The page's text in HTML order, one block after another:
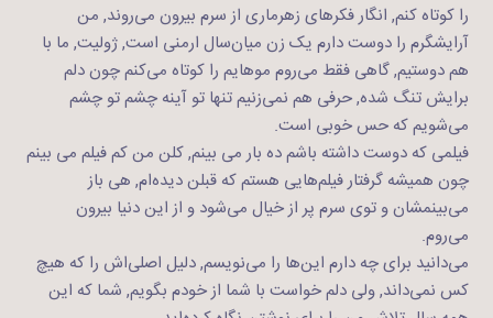
را کوتاه کنم, انگار فکرهای زهرماری از سرم بیرون می‌روند, من
آرایشگرم را دوست دارم یک زن میان‌سال ارمنی است, ژولیت, ما با
هم دوستیم, گاهی فقط می‌روم موهایم را کوتاه می‌کنم چون دلم
برایش تنگ شده, حرفی هم نمی‌زنیم تنها تو آینه چشم تو چشم
می‌شویم که حس خوبی است.
فیلمی که دوست داشته باشم ده بار می بینم, کلن من کم فیلم می بینم
چون همیشه گرفتار فیلم‌هایی هستم که قبلن دیده‌ام, هی باز
می‌بینمشان و توی سرم پر از خیال می‌شود و از این دنیا بیرون
می‌روم.
می‌دانید برای چه دارم این‌ها را می‌نویسم, دلیل اصلی‌اش را که هیچ
کس نمی‌داند, ولی دلم خواست با شما از خودم بگویم, شما که این